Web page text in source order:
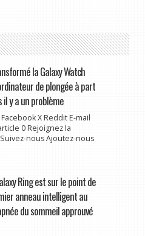
la Galaxy Watch
de plongée à part
y a un problème
X Reddit E-mail
0 Rejoignez la
nous Ajoutez-nous
Ring est sur le point de
anneau intelligent au
du sommeil approuvé